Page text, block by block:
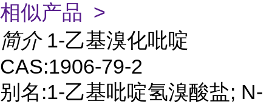
相似产品 >
简介 1-乙基溴化吡啶
CAS:1906-79-2
别名:1-乙基吡啶氢溴酸盐; N-